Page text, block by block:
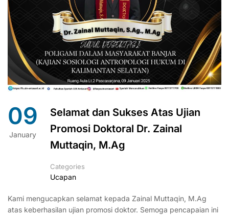
09
January
Selamat dan Sukses Atas Ujian
Promosi Doktoral Dr. Zainal
Muttaqin, M.Ag
Categories
Ucapan
Kami mengucapkan selamat kepada Zainal Muttaqin, M.Ag
atas keberhasilan ujian promosi doktor. Semoga pencapaian ini